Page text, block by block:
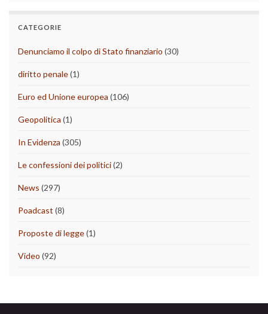
CATEGORIE
Denunciamo il colpo di Stato finanziario (30)
diritto penale(1)
Euro ed Unione europea (106)
Geopolitica (1)
In Evidenza (305)
Le confessioni dei politici(2)
News (297)
Poadcast (8)
Proposte di legge(1)
Video (92)